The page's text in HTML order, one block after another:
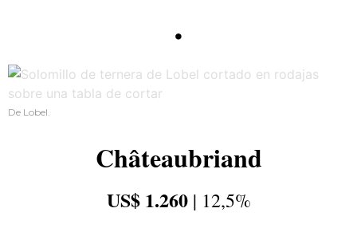
•
De Lobel.
Châteaubriand
US$ 1.260| 12,5%